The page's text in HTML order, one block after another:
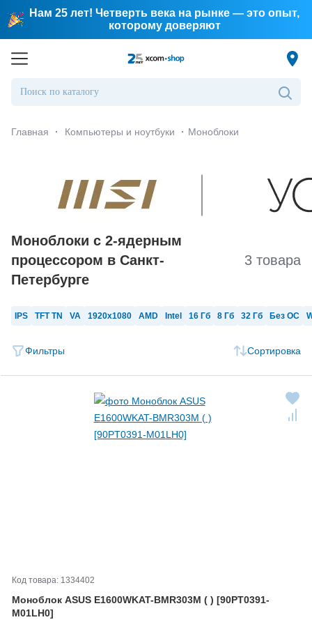
Нам 25 лет! Четверть века на рынке — это опыт,
которому доверяют
Главная · Компьютеры и ноутбуки · Моноблоки
Моноблоки с 2-ядерным
процессором в Санкт-
Петербургe
3 товара
IPS TFT TN VA 1920x1080 AMD Intel 16 Гб 8 Гб 32 Гб Без ОС
Фильтры Сортировка
Код товара: 1334402
Моноблок ASUS E1600WKAT-BMR303M ( ) [90PT0391-
M01LH0]